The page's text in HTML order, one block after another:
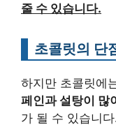
줄 수 있습니다.
초콜릿의 단
하지만 초콜릿에
페인과 설탕이 많
가 될 수 있습니